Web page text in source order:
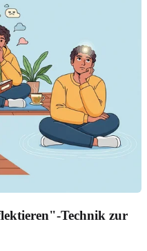
Technik zur